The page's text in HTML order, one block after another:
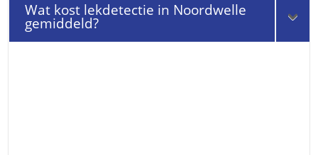
Wat kost lekdetectie in Noordwelle
gemiddeld?